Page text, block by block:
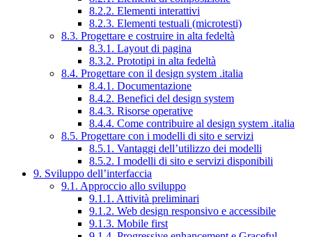
8.2.2. Elementi interattivi
8.2.3. Elementi testuali (microtesti)
8.3. Progettare e costruire in alta fedeltà
8.3.1. Layout di pagina
8.3.2. Prototipi in alta fedeltà
8.4. Progettare con il design system .italia
8.4.1. Documentazione
8.4.2. Benefici del design system
8.4.3. Risorse operative
8.4.4. Come contribuire al design system .italia
8.5. Progettare con i modelli di sito e servizi
8.5.1. Vantaggi dell’utilizzo dei modelli
8.5.2. I modelli di sito e servizi disponibili
9. Sviluppo dell’interfaccia
9.1. Approccio allo sviluppo
9.1.1. Attività preliminari
9.1.2. Web design responsivo e accessibile
9.1.3. Mobile first